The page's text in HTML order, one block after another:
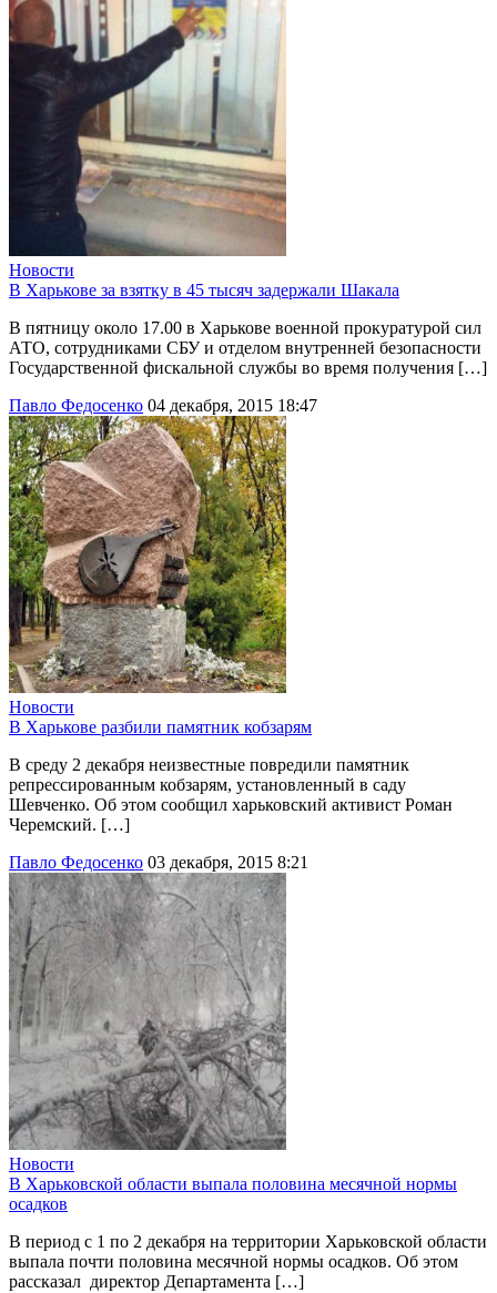
Новости
В Харькове за взятку в 45 тысяч задержали Шакала
В пятницу около 17.00 в Харькове военной прокуратурой сил
АТО, сотрудниками СБУ и отделом внутренней безопасности
Государственной фискальной службы во время получения […]
Павло Федосенко 04 декабря, 2015 18:47
Новости
В Харькове разбили памятник кобзарям
В среду 2 декабря неизвестные повредили памятник
репрессированным кобзарям, установленный в саду
Шевченко. Об этом сообщил харьковский активист Роман
Черемский. […]
Павло Федосенко 03 декабря, 2015 8:21
Новости
В Харьковской области выпала половина месячной нормы
осадков
В период с 1 по 2 декабря на территории Харьковской области
выпала почти половина месячной нормы осадков. Об этом
рассказал директор Департамента […]